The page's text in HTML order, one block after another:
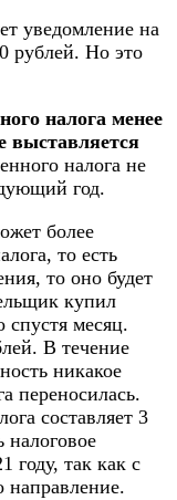
уведомление на
рублей. Но это
налога менее
выставляется
налога не
год.
более
то есть
то оно будет
купил
спустя месяц.
В течение
никакое
переносилась.
составляет 3
году, так как с
направление.